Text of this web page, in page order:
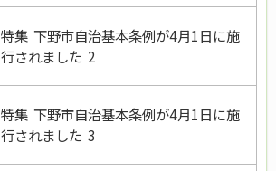
特集 下野市自治基本条例が4月1日に施
行されました 2
特集 下野市自治基本条例が4月1日に施
行されました 3